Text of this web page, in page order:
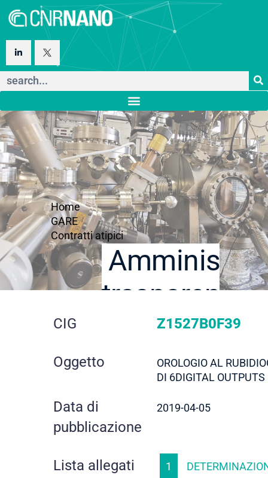
Home
GARE
Contratti atipici
trasparente
dettaglio
gara
CIG Z1527B0F39
Oggetto
OROLOGIO AL
DI 6DIGITAL OUTPUTS
Data di
pubblicazione
2019-04-05
Lista allegati 1